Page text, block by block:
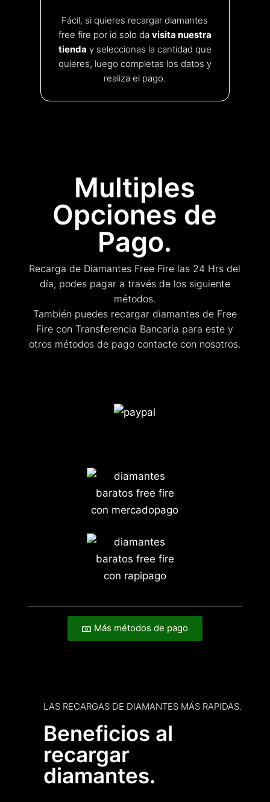
Fácil, si quieres recargar diamantes
free fire por id solo da visita nuestra
tienda y seleccionas la cantidad que
quieres, luego completas los datos y
realiza el pago.
Multiples
Opciones de
Pago.
Recarga de Diamantes Free Fire las 24 Hrs del
día, podes pagar a través de los siguiente
métodos.
También puedes recargar diamantes de Free
Fire con Transferencia Bancaria para este y
otros métodos de pago contacte con nosotros.
Más métodos de pago
LAS RECARGAS DE DIAMANTES MÁS RAPIDAS.
Beneficios al
recargar
diamantes.